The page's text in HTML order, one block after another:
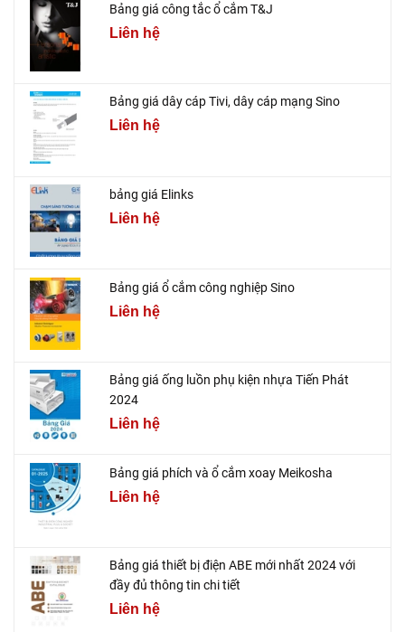
Bảng giá công tắc ổ cắm T&J
Liên hệ
Bảng giá dây cáp Tivi, dây cáp mạng Sino
Liên hệ
bảng giá Elinks
Liên hệ
Bảng giá ổ cắm công nghiệp Sino
Liên hệ
Bảng giá ống luồn phụ kiện nhựa Tiến Phát
2024
Liên hệ
Bảng giá phích và ổ cắm xoay Meikosha
Liên hệ
Bảng giá thiết bị điện ABE mới nhất 2024 với
đầy đủ thông tin chi tiết
Liên hệ